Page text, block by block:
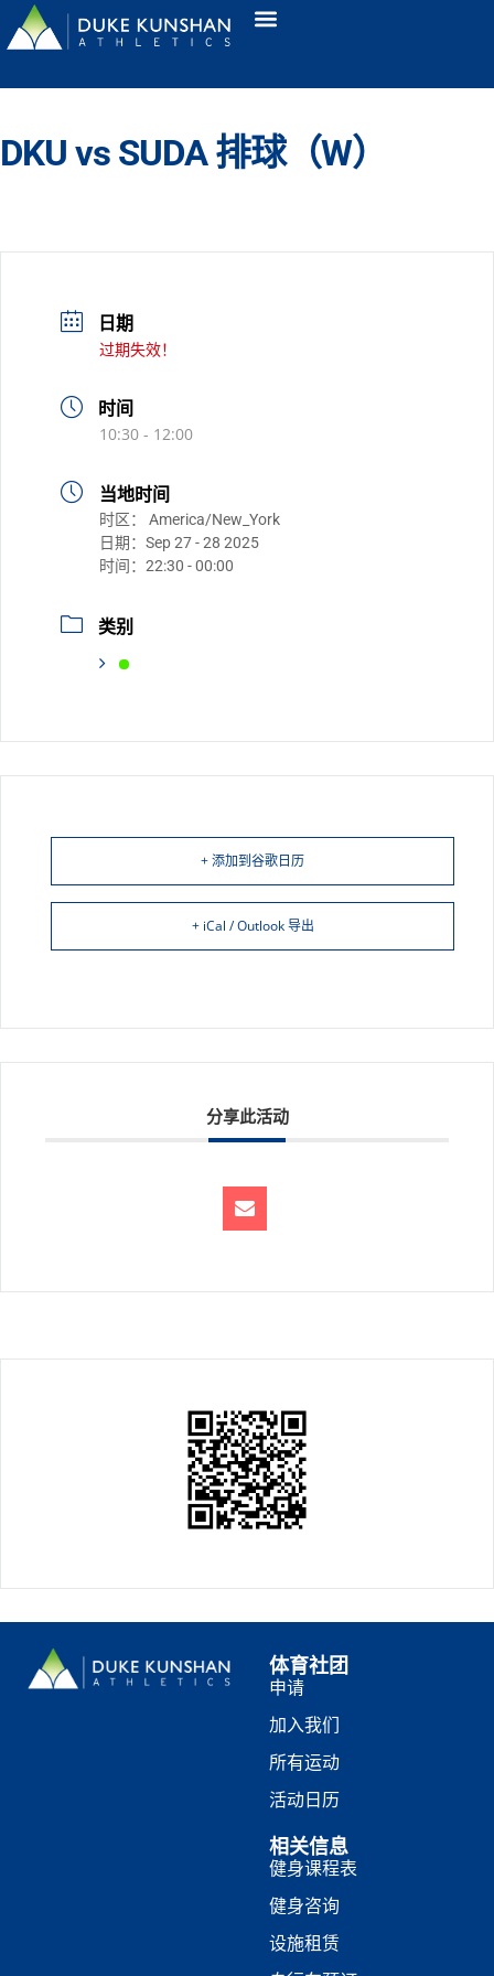
DKU vs SUDA 排球（W）
日期
过期失效！
时间
10:30 - 12:00
当地时间
时区： America/New_York
日期： Sep 27 - 28 2025
时间： 22:30 - 00:00
类别
+ 添加到谷歌日历
+ iCal / Outlook 导出
分享此活动
体育社团
申请
加入我们
所有运动
活动日历
相关信息
健身课程表
健身咨询
设施租赁